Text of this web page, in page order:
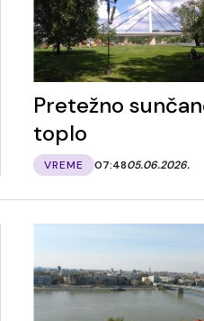
Pretežno
toplo
VREME 07:4805.06.2026.